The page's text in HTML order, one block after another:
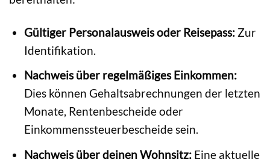
Gültiger Personalausweis oder Reisepass:Zur
Identifikation.
Nachweis über regelmäßiges Einkommen:
Dies können Gehaltsabrechnungen der letzten
Monate, Rentenbescheide oder
Einkommenssteuerbescheide sein.
Nachweis über deinen Wohnsitz:Eine aktuelle